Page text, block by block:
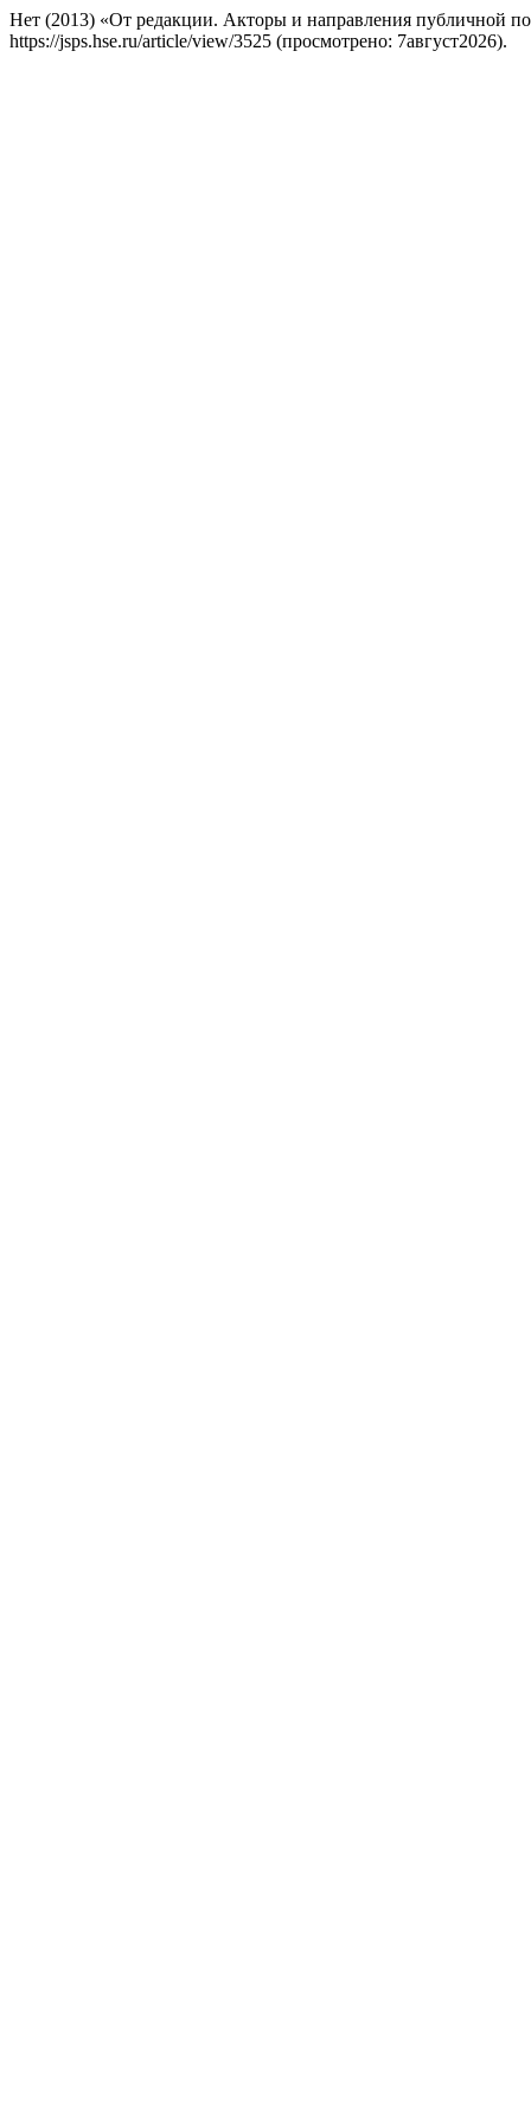
Нет (2013) «От редакции. Акторы и направления публичной
https://jsps.hse.ru/article/view/3525 (просмотрено: 7август2026).